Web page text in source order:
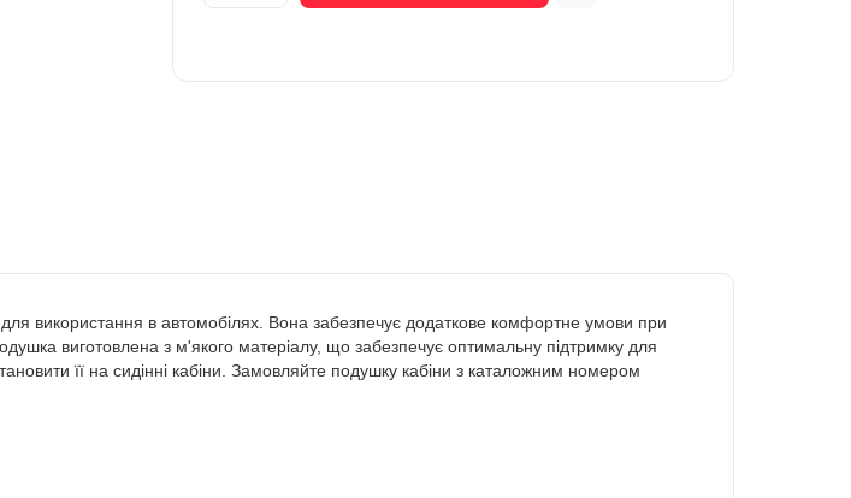
використання в автомобілях. Вона забезпечує додаткове комфортне умови при
виготовлена з м'якого матеріалу, що забезпечує оптимальну підтримку для
її на сидінні кабіни. Замовляйте подушку кабіни з каталожним номером